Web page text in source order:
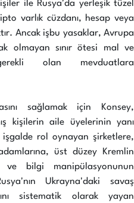
ile Rusya'da yerleşik tüzel
varlık cüzdanı, hesap veya
Ancak işbu yasaklar, Avrupa
olmayan sınır ötesi mal ve
olan mevduatlara
sağlamak için Konsey,
kişilerin aile üyelerinin yanı
rol oynayan şirketlere,
üst düzey Kremlin
ve bilgi manipülasyonunun
Ukrayna'daki savaş
sistematik olarak yayan